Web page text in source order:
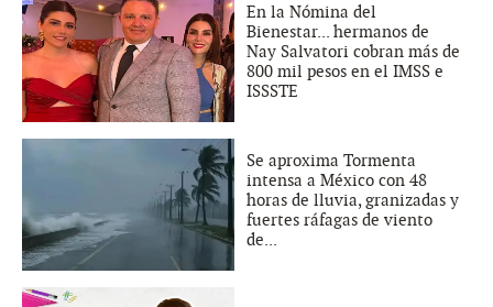
En la Nómina del
Bienestar... hermanos de
Nay Salvatori cobran más de
800 mil pesos en el IMSS e
ISSSTE
Se aproxima Tormenta
intensa a México con 48
horas de lluvia, granizadas y
fuertes ráfagas de viento
de...